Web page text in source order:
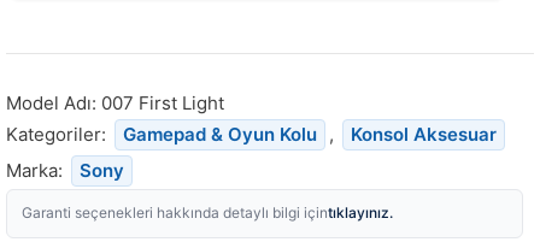
Model Adı: 007 First Light
Kategoriler:
Gamepad & Oyun Kolu ,
Konsol Aksesuar
Marka:
Sony
Garanti seçenekleri hakkında detaylı bilgi içintıklayınız.